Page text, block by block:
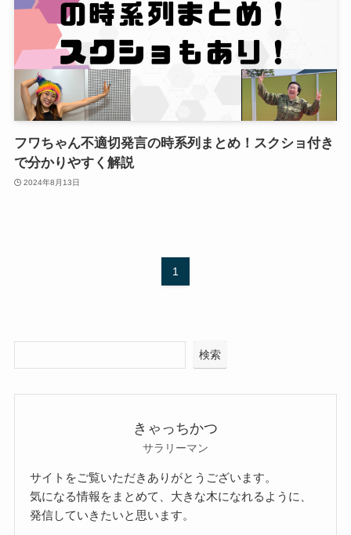
フワちゃん不適切発言の時系列まとめ！スクショ付き
で分かりやすく解説
2024年8月13日
1
検索
きゃっちかつ
サラリーマン
サイトをご覧いただきありがとうございます。
気になる情報をまとめて、大きな木になれるように、
発信していきたいと思います。